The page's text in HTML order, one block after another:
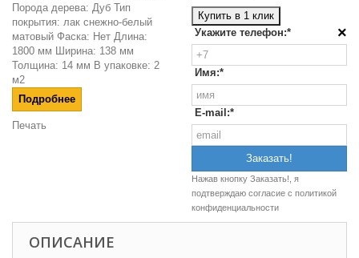
Порода дерева: Дуб Тип
покрытия: лак снежно-белый
матовый Фаска: Нет Длина:
1800 мм Ширина: 138 мм
Толщина: 14 мм В упаковке: 2
м2
Подробнее
Печать
Купить в 1 клик
×
Укажите телефон:*
Имя:*
E-mail:*
Нажав кнопку Заказать!, я
подтверждаю согласие c политикой
конфиденциальности
ОПИСАНИЕ